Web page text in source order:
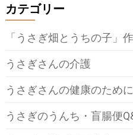
ペ
ー
ジ
り
カテゴリー
「うさぎ畑とうちの子」
うさぎさんの介護
うさぎさんの健康のために
うさぎのうんち・盲腸便